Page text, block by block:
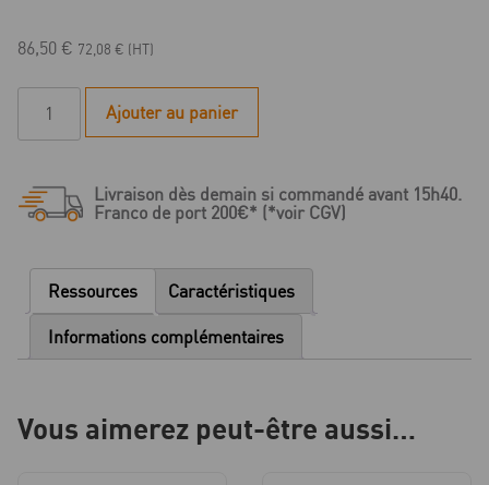
86,50 € 72,08 € (HT)
-
droit
WP
-
HG
Ajouter au panier
Livraison dès demain si commandé avant 15h40.
Franco de port 200€* (*voir CGV)
Ressources Caractéristiques
Informations complémentaires
Vous aimerez peut-être aussi…